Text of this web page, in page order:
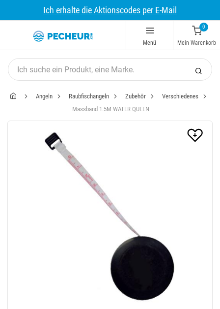
Ich erhalte die Aktionscodes per E-Mail
Menü
0
Mein Warenkorb
Angeln Raubfischangeln Zubehör
Verschiedenes
Massband 1.5M WATER QUEEN